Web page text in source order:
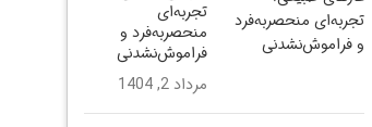
تجربه‌ای
منحصربه‌فرد و
فراموش‌نشدنی
مرداد 2, 1404